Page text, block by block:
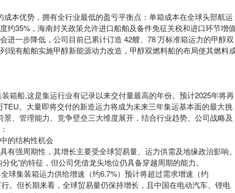
本优势，拥有全行业最低的盈亏平衡点：单箱成本在全球头部航运
约35%，海南封关政策允许进口船舶及备件免征关税和进口环节增值
进一步降低，公司目前已累计订造 42艘、78 万标准箱运力的甲醇双
现有船舶实施甲醇新能源动力改造，甲醇双燃料船的布局使其燃料
箱船,这是集运行业有记录以来交付量最高的年份。预计2025年将再
TEU。大量即将交付的新造运力将成为未来三年集运基本面的最大挑
、管理能力、竞争壁垒三大维度展开，结合行业趋势、公司战略及
的结构性机会
有强周期性，其增长主要受全球贸易量、运力供需及地缘政治影响。
化”的特征，但公司凭借龙头地位仍具备穿越周期的能力。
球集装箱运力供给增速（约6.7%）预计将超过需求增速（约
。但长期来看，全球贸易量仍保持增长，且中国在电动汽车、锂电